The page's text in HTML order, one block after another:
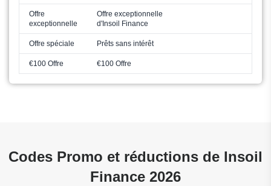
Offre
exceptionnelle
Offre exceptionnelle
d'Insoil Finance
Offre spéciale Prêts sans intérêt
€100 Offre €100 Offre
Codes Promo et réductions de Insoil
Finance 2026